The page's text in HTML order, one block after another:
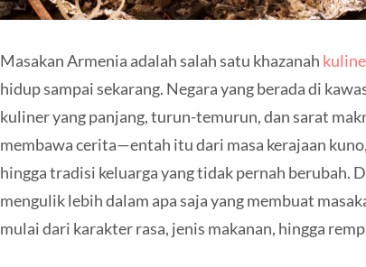
Masakan Armenia adalah salah satu khazanah
hidup sampai sekarang. Negara yang berada di
kuliner yang panjang, turun-temurun, dan sarat
membawa cerita—entah itu dari masa kerajaan
hingga tradisi keluarga yang tidak pernah berubah.
mengulik lebih dalam apa saja yang membuat
mulai dari karakter rasa, jenis makanan, hingga